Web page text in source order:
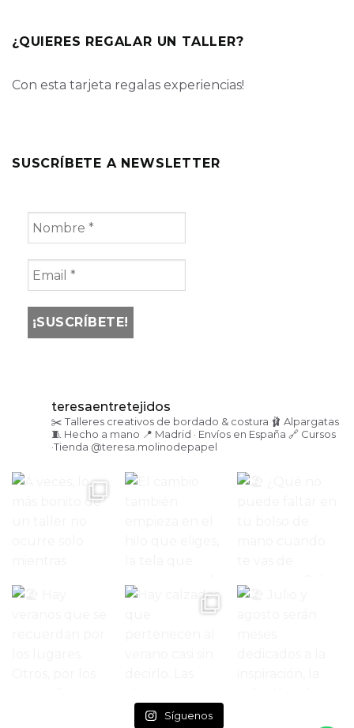
¿QUIERES REGALAR UN TALLER?
Con esta tarjeta regalas experiencias!
SUSCRÍBETE A NEWSLETTER
teresaentretejidos
✂️ Talleres creativos de bordado & costura 🩰 Alpargatas
🧵 Hecho a mano 📍 Madrid · Envíos en España 🔗 Cursos
·Tienda @teresa.molinodepapel
Síguenos